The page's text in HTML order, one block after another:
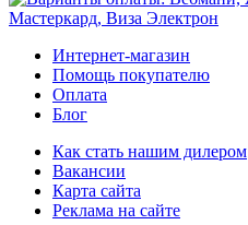
Интернет-магазин
Помощь покупателю
Оплата
Блог
Как стать нашим дилером
Вакансии
Карта сайта
Реклама на сайте